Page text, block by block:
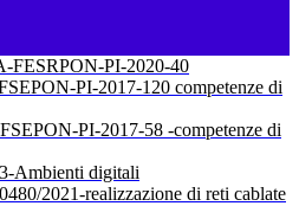
FESRPON-PI-2020-40
PI-2017-120 competenze di
PI-2017-58 -competenze di
Ambienti digitali
2021-realizzazione di reti cablate